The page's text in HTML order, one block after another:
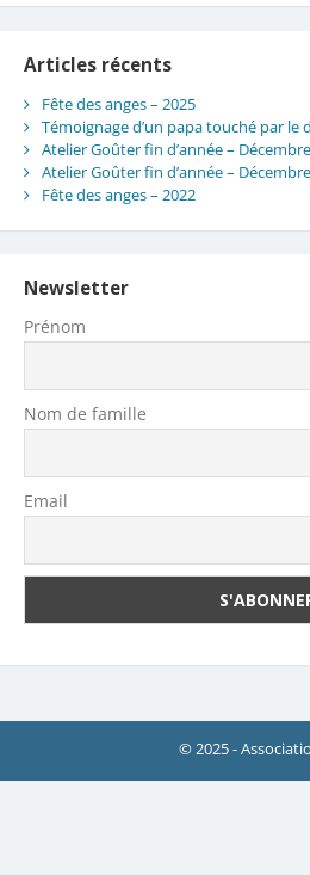
Articles récents
Fête des anges – 2025
Témoignage d’un papa touché par le
Atelier Goûter fin d’année –
Atelier Goûter fin d’année –
Fête des anges – 2022
Newsletter
Prénom
Nom de famille
Email
© 2025 -